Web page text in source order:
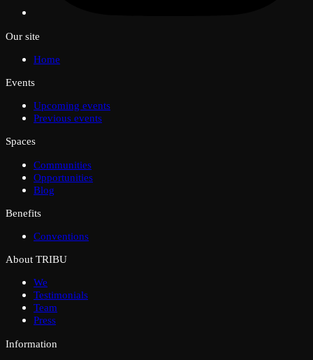
Our site
Home
Events
Upcoming events
Previous events
Spaces
Communities
Opportunities
Blog
Benefits
Conventions
About TRIBU
We
Testimonials
Team
Press
Information